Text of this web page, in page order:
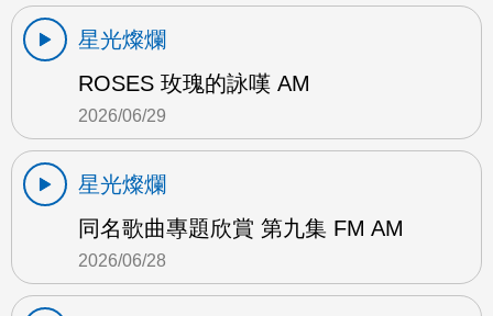
星光燦爛
ROSES 玫瑰的詠嘆 AM
2026/06/29
星光燦爛
同名歌曲專題欣賞 第九集 FM AM
2026/06/28